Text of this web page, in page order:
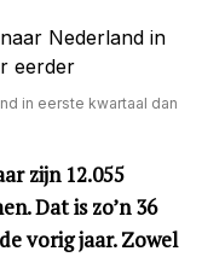
in eerste kwartaal dan
zijn 12.055
Dat is zo’n 36
vorig jaar. Zowel